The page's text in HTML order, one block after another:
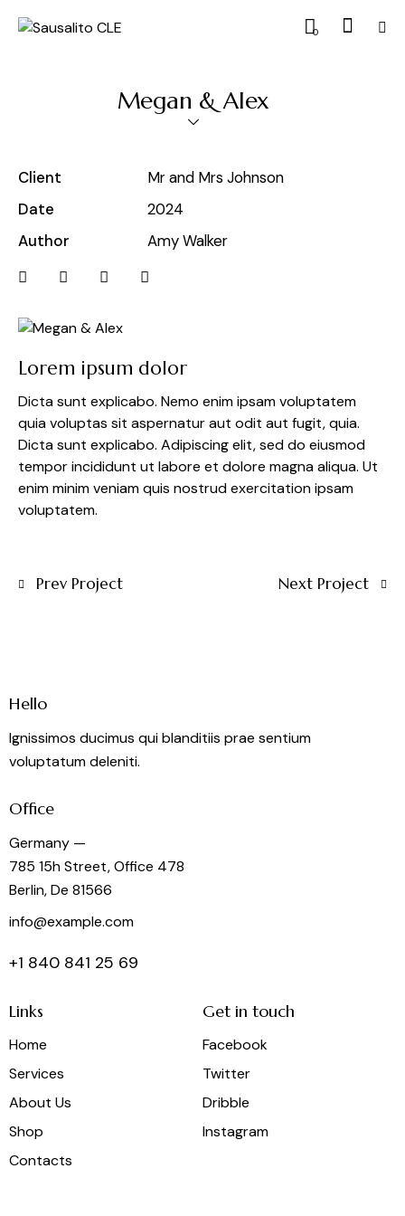
0
Megan & Alex
Lorem ipsum dolor
Dicta sunt explicabo. Nemo enim ipsam voluptatem
quia voluptas sit aspernatur aut odit aut fugit, quia.
Dicta sunt explicabo. Adipiscing elit, sed do eiusmod
tempor incididunt ut labore et dolore magna aliqua. Ut
enim minim veniam quis nostrud exercitation ipsam
voluptatem.
Client
Mr and Mrs Johnson
Date
2024
Author
Amy Walker
Prev Project Next Project
Hello
Ignissimos ducimus qui blanditiis prae sentium
voluptatum deleniti.
Office
Germany —
785 15h Street, Office 478
Berlin, De 81566
info@example.com
+1 840 841 25 69
Links
Home
Services
About Us
Shop
Contacts
Get in touch
Facebook
Twitter
Dribble
Instagram